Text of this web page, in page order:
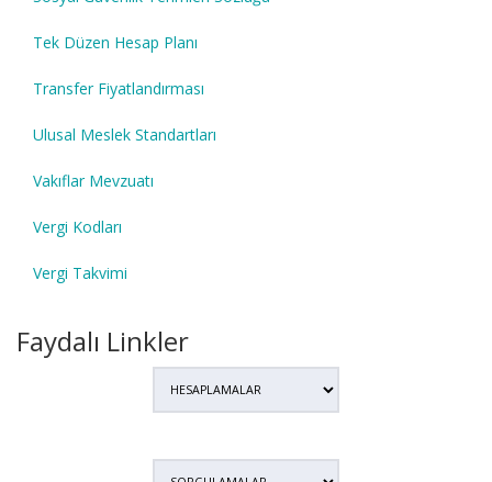
Tek Düzen Hesap Planı
Transfer Fiyatlandırması
Ulusal Meslek Standartları
Vakıflar Mevzuatı
Vergi Kodları
Vergi Takvimi
Faydalı Linkler